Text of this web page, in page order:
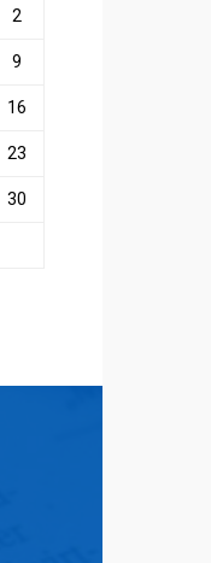
2
9
16
23
30